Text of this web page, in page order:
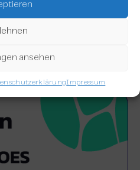
ansehen
Impressum
24